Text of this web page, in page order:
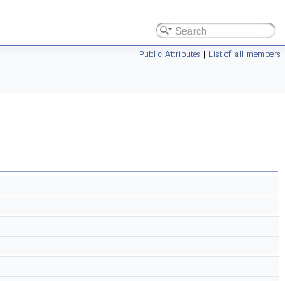
Public Attributes | List of all members